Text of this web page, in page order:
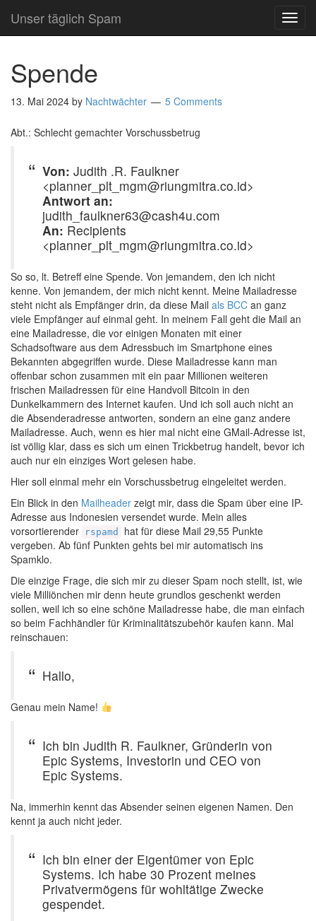
Unser täglich Spam
Spende
13. Mai 2024 by Nachtwächter 5 Comments
Abt.: Schlecht gemachter Vorschussbetrug
Von: Judith .R. Faulkner
<planner_plt_mgm@riungmitra.co.id>
Antwort an:
judith_faulkner63@cash4u.com
An: Recipients
<planner_plt_mgm@riungmitra.co.id>
So so, lt. Betreff eine Spende. Von jemandem, den ich nicht
kenne. Von jemandem, der mich nicht kennt. Meine Mailadresse
steht nicht als Empfänger drin, da diese Mail als BCC an ganz
viele Empfänger auf einmal geht. In meinem Fall geht die Mail an
eine Mailadresse, die vor einigen Monaten mit einer
Schadsoftware aus dem Adressbuch im Smartphone eines
Bekannten abgegriffen wurde. Diese Mailadresse kann man
offenbar schon zusammen mit ein paar Millionen weiteren
frischen Mailadressen für eine Handvoll Bitcoin in den
Dunkelkammern des Internet kaufen. Und ich soll auch nicht an
die Absenderadresse antworten, sondern an eine ganz andere
Mailadresse. Auch, wenn es hier mal nicht eine GMail-Adresse ist,
ist völlig klar, dass es sich um einen Trickbetrug handelt, bevor ich
auch nur ein einziges Wort gelesen habe.
Hier soll einmal mehr ein Vorschussbetrug eingeleitet werden.
Ein Blick in den Mailheader zeigt mir, dass die Spam über eine IP-
Adresse aus Indonesien versendet wurde. Mein alles
vorsortierender
rspamd
hat für diese Mail 29,55 Punkte
vergeben. Ab fünf Punkten gehts bei mir automatisch ins
Spamklo.
Die einzige Frage, die sich mir zu dieser Spam noch stellt, ist, wie
viele Milliönchen mir denn heute grundlos geschenkt werden
sollen, weil ich so eine schöne Mailadresse habe, die man einfach
so beim Fachhändler für Kriminalitätszubehör kaufen kann. Mal
reinschauen:
Hallo,
Genau mein Name!
Ich bin Judith R. Faulkner, Gründerin von
Epic Systems, Investorin und CEO von
Epic Systems.
Na, immerhin kennt das Absender seinen eigenen Namen. Den
kennt ja auch nicht jeder.
Ich bin einer der Eigentümer von Epic
Systems. Ich habe 30 Prozent meines
Privatvermögens für wohltätige Zwecke
gespendet.